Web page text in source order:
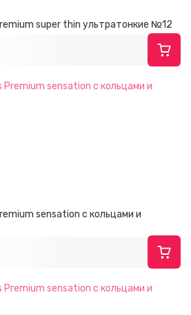
super thin ультратонкие №12
sensation с кольцами и